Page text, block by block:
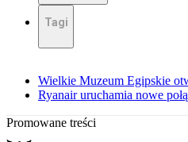
Tagi
Wielkie Muzeum Egipskie
Ryanair uruchamia nowe
Promowane treści